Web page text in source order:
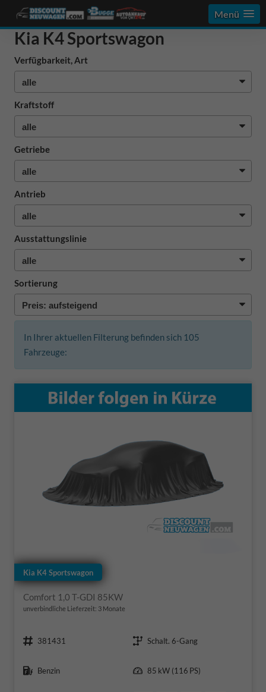
Menü
Kia K4 Sportswagon
Verfügbarkeit, Art
Kraftstoff
Getriebe
Antrieb
Ausstattungslinie
Sortierung
In Ihrer aktuellen Filterung befinden sich 105
Fahrzeuge:
Kia K4 Sportswagon
Comfort 1,0 T-GDI 85KW
unverbindliche Lieferzeit: 3 Monate
381431
Schalt. 6-Gang
Benzin
85 kW (116 PS)